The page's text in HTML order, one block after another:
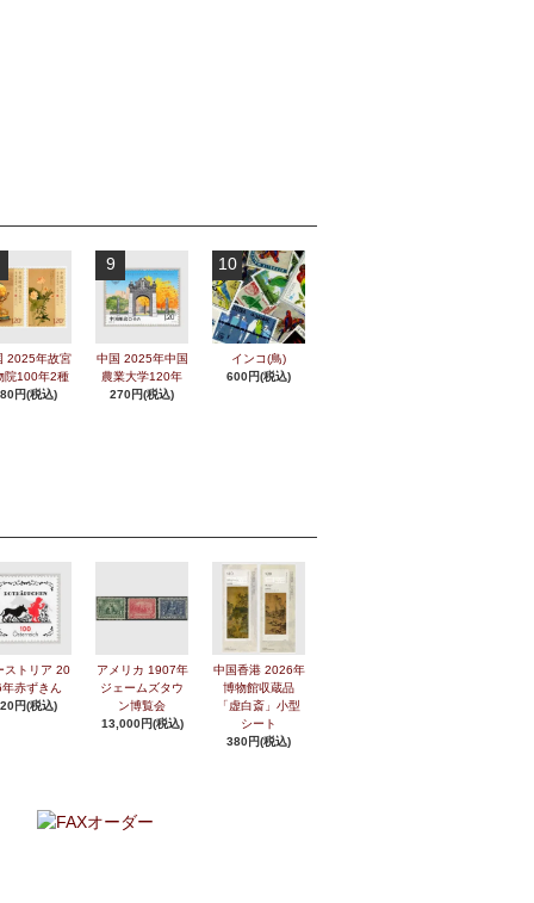
2025年故宮
院100年2種
円(税込)
9
中国 2025年中国
農業大学120年
270円(税込)
10
インコ(鳥)
600円(税込)
ストリア 20
赤ずきん
円(税込)
アメリカ 1907年
ジェームズタウ
ン博覧会
13,000円(税込)
中国香港 2026年
博物館収蔵品
「虚白斎」小型
シート
380円(税込)